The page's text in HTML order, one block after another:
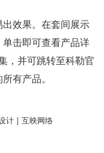
效果。在套间展示
击即可查看产品详
，并可跳转至科勒官
有产品。